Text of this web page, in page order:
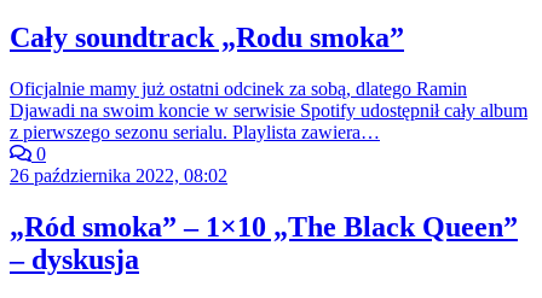
Cały soundtrack „Rodu smoka”
Oficjalnie mamy już ostatni odcinek za sobą, dlatego Ramin
Djawadi na swoim koncie w serwisie Spotify udostępnił cały album
z pierwszego sezonu serialu. Playlista zawiera…
0
26 października 2022, 08:02
„Ród smoka” – 1×10 „The Black Queen”
– dyskusja